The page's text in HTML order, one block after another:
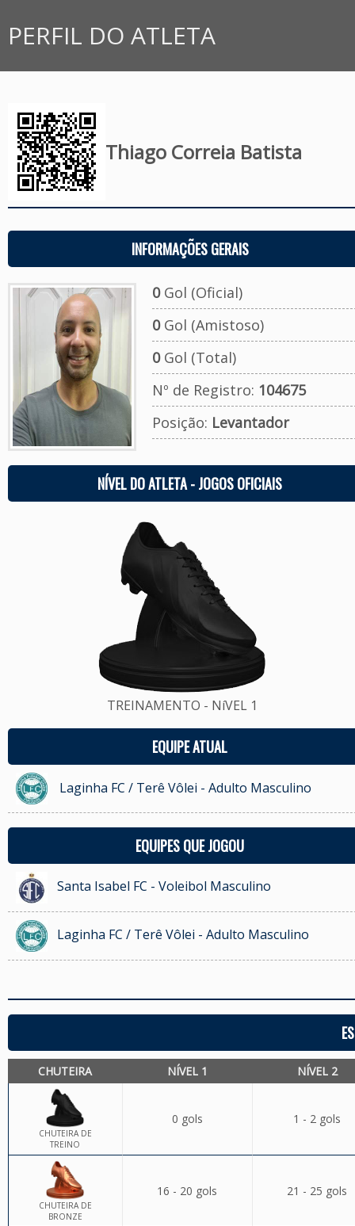
PERFIL DO ATLETA
Thiago Correia Batista
INFORMAÇÕES GERAIS
0Gol (Oficial)
0Gol (Amistoso)
0Gol (Total)
Nº de Registro: 104675
Posição: Levantador
NÍVEL DO ATLETA - JOGOS OFICIAIS
TREINAMENTO - NíVEL 1
EQUIPE ATUAL
Laginha FC / Terê Vôlei - Adulto Masculino
EQUIPES QUE JOGOU
Santa Isabel FC - Voleibol Masculino
Laginha FC / Terê Vôlei - Adulto Masculino
CHUTEIRA NÍVEL 1 NÍVEL 2
CHUTEIRA DE
TREINO
0 gols 1 - 2 gols
CHUTEIRA DE
BRONZE
16 - 20 gols 21 - 25 gols